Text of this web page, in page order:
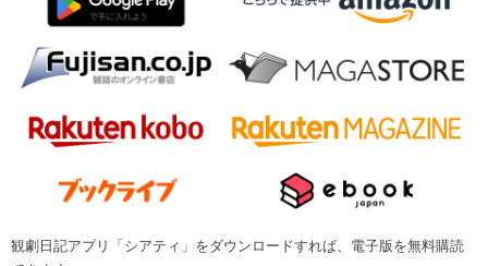
観劇日記アプリ「シアティ」をダウンロードすれば、電子版を無料購読